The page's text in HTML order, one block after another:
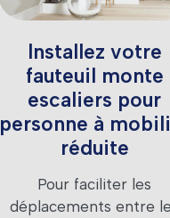
Installez votre
fauteuil monte
escaliers pour
personne à
réduite
Pour faciliter les
déplacements entre